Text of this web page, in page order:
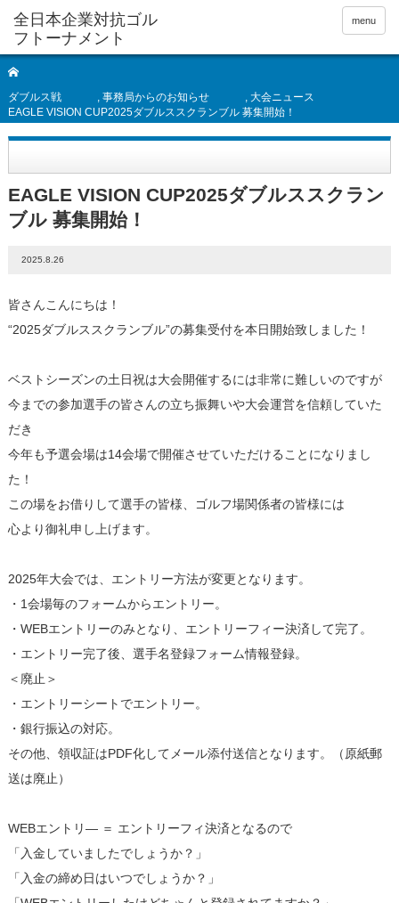
全日本企業対抗ゴル
フトーナメント
menu
ダブルス戦 , 事務局からのお知らせ , 大会ニュース
EAGLE VISION CUP2025ダブルススクランブル 募集開始！
EAGLE VISION CUP2025ダブルススクラン
ブル 募集開始！
2025.8.26
皆さんこんにちは！
“2025ダブルススクランブル”の募集受付を本日開始致しました！
ベストシーズンの土日祝は大会開催するには非常に難しいのですが
今までの参加選手の皆さんの立ち振舞いや大会運営を信頼していた
だき
今年も予選会場は14会場で開催させていただけることになりまし
た！
この場をお借りして選手の皆様、ゴルフ場関係者の皆様には
心より御礼申し上げます。
2025年大会では、エントリー方法が変更となります。
・1会場毎のフォームからエントリー。
・WEBエントリーのみとなり、エントリーフィー決済して完了。
・エントリー完了後、選手名登録フォーム情報登録。
＜廃止＞
・エントリーシートでエントリー。
・銀行振込の対応。
その他、領収証はPDF化してメール添付送信となります。（原紙郵
送は廃止）
WEBエントリ― ＝ エントリーフィ決済となるので
「入金していましたでしょうか？」
「入金の締め日はいつでしょうか？」